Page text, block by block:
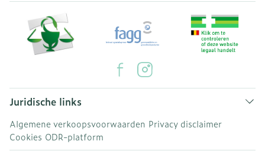
Juridische links
Algemene verkoopsvoorwaarden Privacy disclaimer
Cookies ODR-platform